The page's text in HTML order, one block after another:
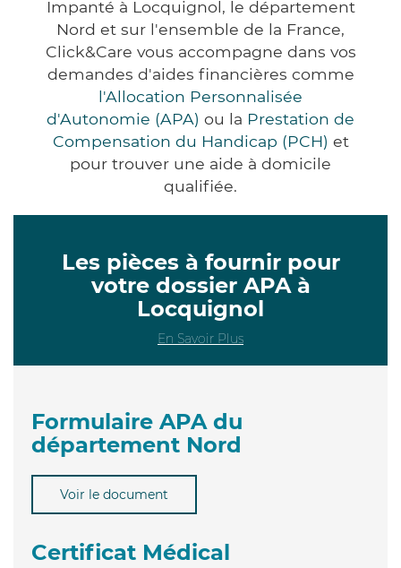
Impanté à Locquignol, le département
Nord et sur l'ensemble de la France,
Click&Care vous accompagne dans vos
demandes d'aides financières comme
l'Allocation Personnalisée
d'Autonomie (APA) ou la Prestation de
Compensation du Handicap (PCH) et
pour trouver une aide à domicile
qualifiée.
Les pièces à fournir pour
votre dossier APA à
Locquignol
En Savoir Plus
Formulaire APA du
département Nord
Voir le document
Certificat Médical